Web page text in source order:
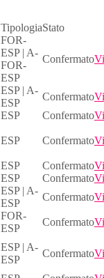
TipologiaStato
FOR-
ESP | A-
FOR-
ESP
Confermato
ESP | A-
ESP
Confermato
ESP Confermato
ESP Confermato
ESP Confermato
ESP Confermato
ESP | A-
ESP
Confermato
FOR-
ESP
Confermato
ESP | A-
ESP
Confermato